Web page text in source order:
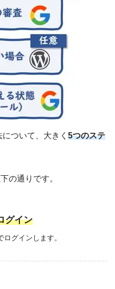
ついて、大きく 5つのステ
の通りです。
グイン
グインします。